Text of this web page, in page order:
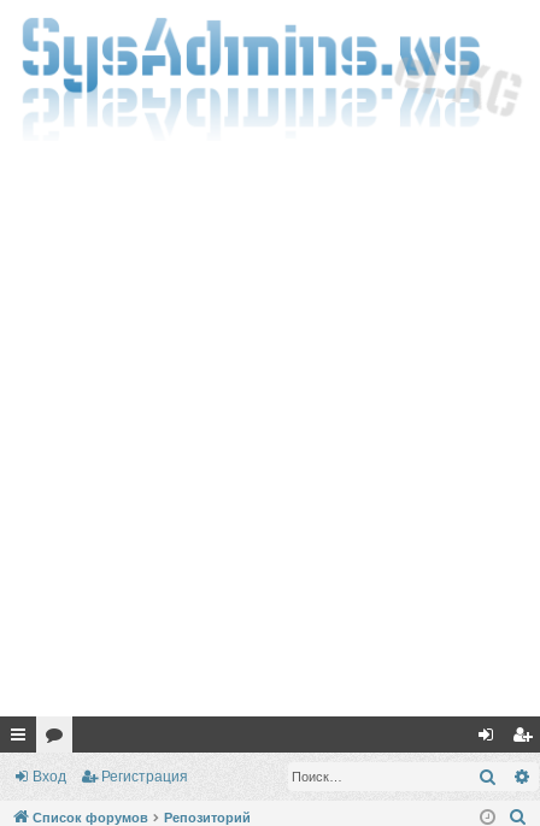
с
ы
ор хо
д
ег
ис
Вход Регистрация
Список форумов Репозиторий